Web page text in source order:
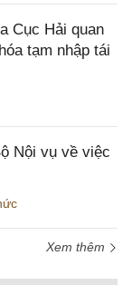
Cục Hải quan
tạm nhập tái
Nội vụ về việc
Xem thêm